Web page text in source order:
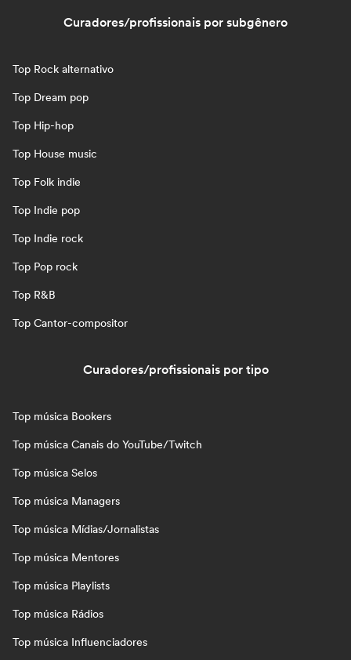
Curadores/profissionais por subgênero
Top Rock alternativo
Top Dream pop
Top Hip-hop
Top House music
Top Folk indie
Top Indie pop
Top Indie rock
Top Pop rock
Top R&B
Top Cantor-compositor
Curadores/profissionais por tipo
Top música Bookers
Top música Canais do YouTube/Twitch
Top música Selos
Top música Managers
Top música Mídias/Jornalistas
Top música Mentores
Top música Playlists
Top música Rádios
Top música Influenciadores